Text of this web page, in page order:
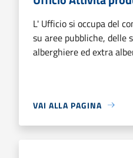
L' Ufficio si occupa del
su aree pubbliche,
alberghiere ed extra
VAI ALLA PAGINA